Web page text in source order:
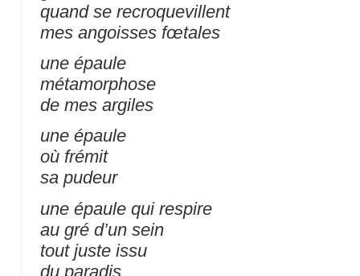
quand se recroquevillent
mes angoisses fœtales
une épaule
métamorphose
de mes argiles
une épaule
où frémit
sa pudeur
une épaule qui respire
au gré d’un sein
tout juste issu
du paradis